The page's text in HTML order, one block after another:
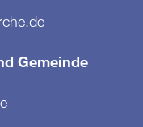
Gemeinde